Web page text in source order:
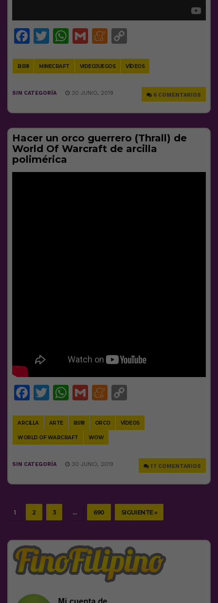
Facebook
Twitter
WhatsApp
GmailMeneame
BS18 MINECRAFT VIDEOJUEGOS VÍDEOS
6 COMENTARIOS
SIN CATEGORÍA 30 JUNIO, 2019
Hacer un orco guerrero (Thrall) de
World Of Warcraft de arcilla
polimérica
Facebook
Twitter
WhatsApp
GmailMeneame
ARCILLA ARTE BS18 ORCO VÍDEOS
WORLD OF WARCRAFT WOW
17 COMENTARIOS
SIN CATEGORÍA 30 JUNIO, 2019
1 2 3 … 690 SIGUIENTE »